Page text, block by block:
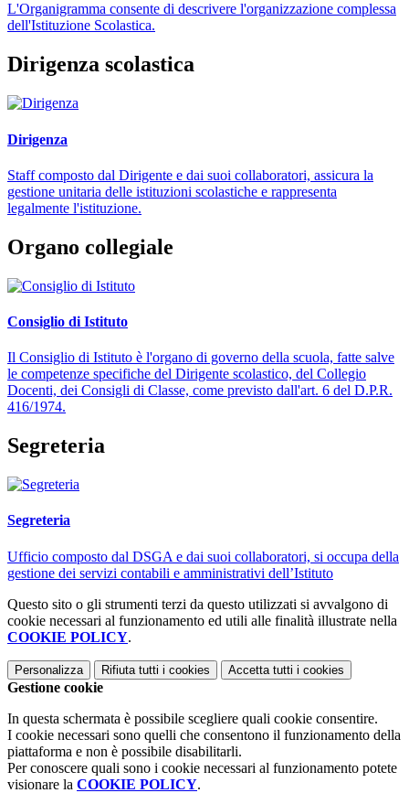
L'Organigramma consente di descrivere l'organizzazione complessa
dell'Istituzione Scolastica.
Dirigenza scolastica
Dirigenza
Staff composto dal Dirigente e dai suoi collaboratori, assicura la
gestione unitaria delle istituzioni scolastiche e rappresenta
legalmente l'istituzione.
Organo collegiale
Consiglio di Istituto
Il Consiglio di Istituto è l'organo di governo della scuola, fatte salve
le competenze specifiche del Dirigente scolastico, del Collegio
Docenti, dei Consigli di Classe, come previsto dall'art. 6 del D.P.R.
416/1974.
Segreteria
Segreteria
Ufficio composto dal DSGA e dai suoi collaboratori, si occupa della
gestione dei servizi contabili e amministrativi dell’Istituto
Questo sito o gli strumenti terzi da questo utilizzati si avvalgono di
cookie necessari al funzionamento ed utili alle finalità illustrate nella
COOKIE POLICY.
Personalizza Rifiuta tutti i cookies Accetta tutti i cookies
Gestione cookie
In questa schermata è possibile scegliere quali cookie consentire.
I cookie necessari sono quelli che consentono il funzionamento della
piattaforma e non è possibile disabilitarli.
Per conoscere quali sono i cookie necessari al funzionamento potete
visionare la COOKIE POLICY.